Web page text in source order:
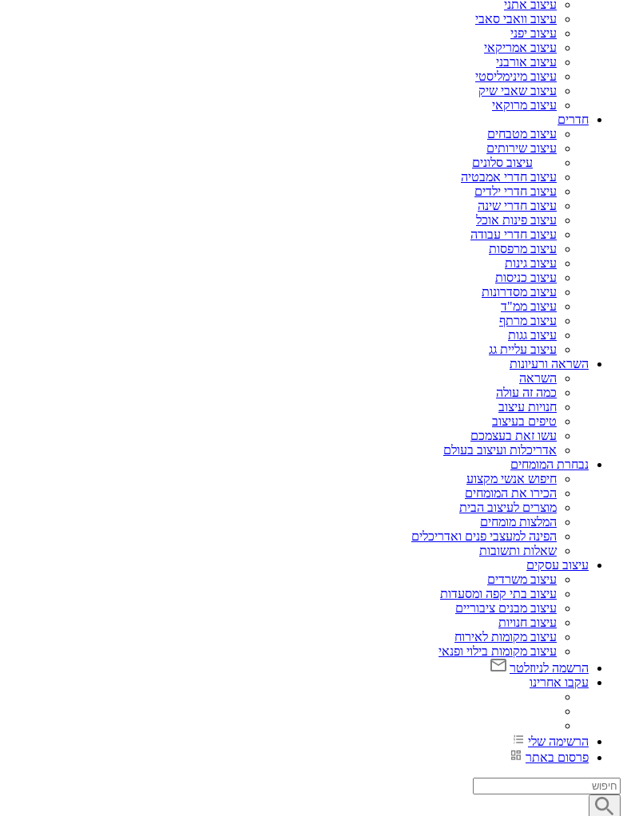
עיצוב אתני
עיצוב וואבי סאבי
עיצוב יפני
עיצוב אמריקאי
עיצוב אורבני
עיצוב מינימליסטי
עיצוב שאבי שיק
עיצוב מרוקאי
חדרים
עיצוב מטבחים
עיצוב שירותים
עיצוב סלונים
עיצוב חדרי אמבטיה
עיצוב חדרי ילדים
עיצוב חדרי שינה
עיצוב פינות אוכל
עיצוב חדרי עבודה
עיצוב מרפסות
עיצוב גינות
עיצוב כניסות
עיצוב מסדרונות
עיצוב ממ"ד
עיצוב מרתף
עיצוב גגות
עיצוב עליית גג
השראה ורעיונות
השראה
כמה זה עולה
חנויות עיצוב
טיפים בעיצוב
עשו זאת בעצמכם
אדריכלות ועיצוב בעולם
נבחרת המומחים
חיפוש אנשי מקצוע
הכירו את המומחים
מוצרים לעיצוב הבית
המלצות מומחים
הפינה למעצבי פנים ואדריכלים
שאלות ותשובות
עיצוב עסקים
עיצוב משרדים
עיצוב בתי קפה ומסעדות
עיצוב מבנים ציבוריים
עיצוב חנויות
עיצוב מקומות לאירוח
עיצוב מקומות בילוי ופנאי
הרשמה לניוזלטר
עקבו אחרינו
הרשימה שלי
פרסום באתר